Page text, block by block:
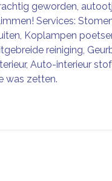
geworden,
Services:
Koplampen
reiniging,
Auto-interieur
was zetten.